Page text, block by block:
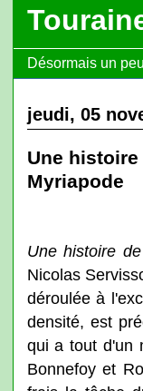
Désormais un
jeudi, 05
Une
Myriapode
Une histoire
Nicolas
déroulée à
densité, est
qui a tout d'un
Bonnefoy et